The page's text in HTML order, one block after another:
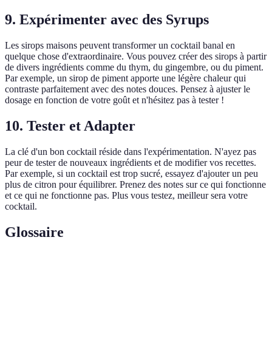
9. Expérimenter avec des Syrups
Les sirops maisons peuvent transformer un cocktail banal en
quelque chose d'extraordinaire. Vous pouvez créer des sirops à partir
de divers ingrédients comme du thym, du gingembre, ou du piment.
Par exemple, un sirop de piment apporte une légère chaleur qui
contraste parfaitement avec des notes douces. Pensez à ajuster le
dosage en fonction de votre goût et n'hésitez pas à tester !
10. Tester et Adapter
La clé d'un bon cocktail réside dans l'expérimentation. N'ayez pas
peur de tester de nouveaux ingrédients et de modifier vos recettes.
Par exemple, si un cocktail est trop sucré, essayez d'ajouter un peu
plus de citron pour équilibrer. Prenez des notes sur ce qui fonctionne
et ce qui ne fonctionne pas. Plus vous testez, meilleur sera votre
cocktail.
Glossaire